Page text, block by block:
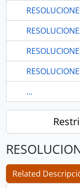
...
Related